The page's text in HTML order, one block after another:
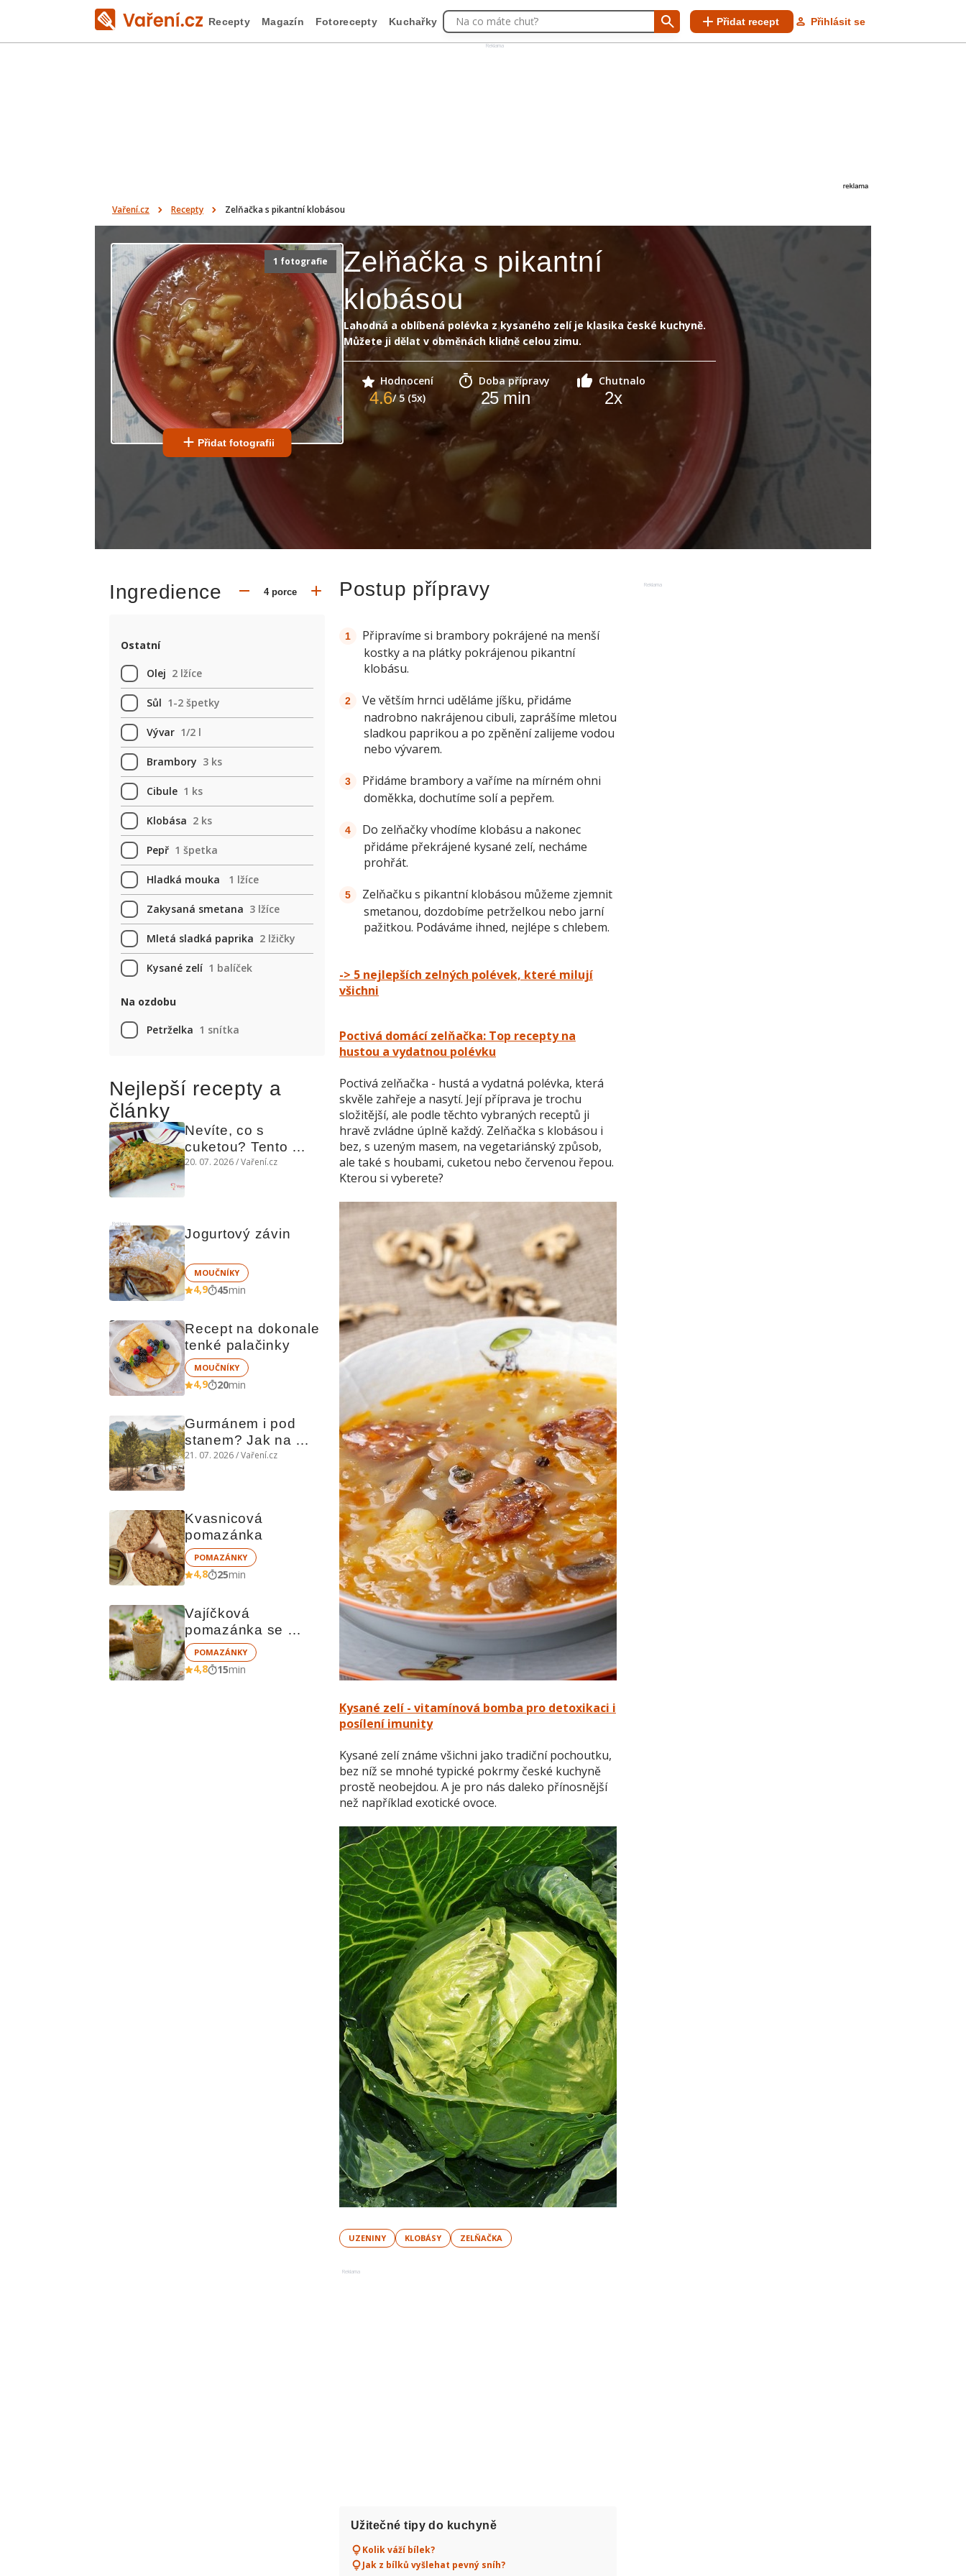
Reklama
Recepty Magazín Fotorecepty Kuchařky Na co máte chuť? Přidat recept Přihlásit se
Vaření.cz Recepty Zelňačka s pikantní klobásou
1 fotografie
Přidat fotografii
Zelňačka s pikantní
klobásou
Lahodná a oblíbená polévka z kysaného zelí je klasika české kuchyně.
Můžete ji dělat v obměnách klidně celou zimu.
Hodnocení
4.6/ 5 (5x)
Doba přípravy
25min
Chutnalo
2x
Reklama
Ingredience
Ostatní
Olej 2 lžíce
Sůl 1-2 špetky
Vývar 1/2 l
Brambory 3 ks
Cibule 1 ks
Klobása 2 ks
Pepř 1 špetka
Hladká mouka 1 lžíce
Zakysaná smetana 3 lžíce
Mletá sladká paprika 2 lžičky
Kysané zelí 1 balíček
Na ozdobu
Petrželka 1 snítka
Nejlepší recepty a
články
Nevíte, co s
cuketou? Tento
levný slaný koláč
20. 07. 2026 / Vaření.cz
Reklama
Jogurtový závin
MOUČNÍKY
4,9 45min
Recept na dokonale
tenké palačinky
MOUČNÍKY
4,9 20min
Gurmánem i pod
stanem? Jak na
polní kuchyni a na
21. 07. 2026 / Vaření.cz
Kvasnicová
pomazánka
POMAZÁNKY
4,8 25min
Vajíčková
pomazánka se
zeleninou
POMAZÁNKY
4,8 15min
Postup přípravy
Připravíme si brambory pokrájené na menší
kostky a na plátky pokrájenou pikantní
klobásu.
Ve větším hrnci uděláme jíšku, přidáme
nadrobno nakrájenou cibuli, zaprášíme mletou
sladkou paprikou a po zpěnění zalijeme vodou
nebo vývarem.
Přidáme brambory a vaříme na mírném ohni
doměkka, dochutíme solí a pepřem.
Do zelňačky vhodíme klobásu a nakonec
přidáme překrájené kysané zelí, necháme
prohřát.
Zelňačku s pikantní klobásou můžeme zjemnit
smetanou, dozdobíme petrželkou nebo jarní
pažitkou. Podáváme ihned, nejlépe s chlebem.
-> 5 nejlepších zelných polévek, které milují
všichni
Poctivá domácí zelňačka: Top recepty na
hustou a vydatnou polévku
Poctivá zelňačka - hustá a vydatná polévka, která
skvěle zahřeje a nasytí. Její příprava je trochu
složitější, ale podle těchto vybraných receptů ji
hravě zvládne úplně každý. Zelňačka s klobásou i
bez, s uzeným masem, na vegetariánský způsob,
ale také s houbami, cuketou nebo červenou řepou.
Kterou si vyberete?
Kysané zelí - vitamínová bomba pro detoxikaci i
posílení imunity
Kysané zelí známe všichni jako tradiční pochoutku,
bez níž se mnohé typické pokrmy české kuchyně
prostě neobejdou. A je pro nás daleko přínosnější
než například exotické ovoce.
UZENINY KLOBÁSY ZELŇAČKA
Reklama
Užitečné tipy do kuchyně
Kolik váží bílek?
Jak z bílků vyšlehat pevný sníh?